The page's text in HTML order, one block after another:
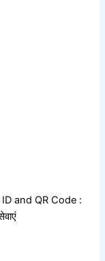
and QR Code :